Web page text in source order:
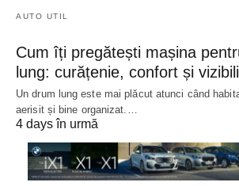
AUTO UTIL
Cum îți pregătești mașina
lung: curățenie, confort și
Un drum lung este mai plăcut atunci când
aerisit și bine organizat.…
4 days în urmă